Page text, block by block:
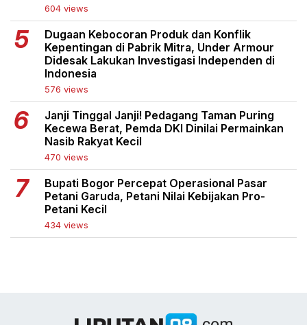
604 views
Dugaan Kebocoran Produk dan Konflik
Kepentingan di Pabrik Mitra, Under Armour
Didesak Lakukan Investigasi Independen di
Indonesia
576 views
Janji Tinggal Janji! Pedagang Taman Puring
Kecewa Berat, Pemda DKI Dinilai Permainkan
Nasib Rakyat Kecil
470 views
Bupati Bogor Percepat Operasional Pasar
Petani Garuda, Petani Nilai Kebijakan Pro-
Petani Kecil
434 views